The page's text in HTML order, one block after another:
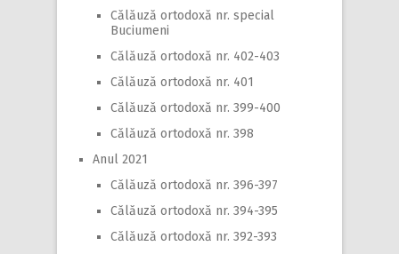
Călăuză ortodoxă nr. special
Buciumeni
Călăuză ortodoxă nr. 402-403
Călăuză ortodoxă nr. 401
Călăuză ortodoxă nr. 399-400
Călăuză ortodoxă nr. 398
Anul 2021
Călăuză ortodoxă nr. 396-397
Călăuză ortodoxă nr. 394-395
Călăuză ortodoxă nr. 392-393